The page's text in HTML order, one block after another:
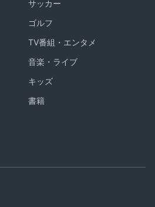
サッカー
ゴルフ
TV番組・エンタメ
音楽・ライブ
キッズ
書籍